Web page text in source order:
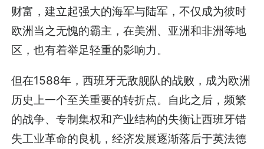
财富，建立起强大的海军与陆军，不仅成为彼时
欧洲当之无愧的霸主，在美洲、亚洲和非洲等地
区，也有着举足轻重的影响力。
但在1588年，西班牙无敌舰队的战败，成为欧洲
历史上一个至关重要的转折点。自此之后，频繁
的战争、专制集权和产业结构的失衡让西班牙错
失工业革命的良机，经济发展逐渐落后于英法德